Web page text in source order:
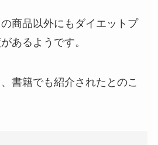
商品以外にもダイエットプ
あるようです。
書籍でも紹介されたとのこ